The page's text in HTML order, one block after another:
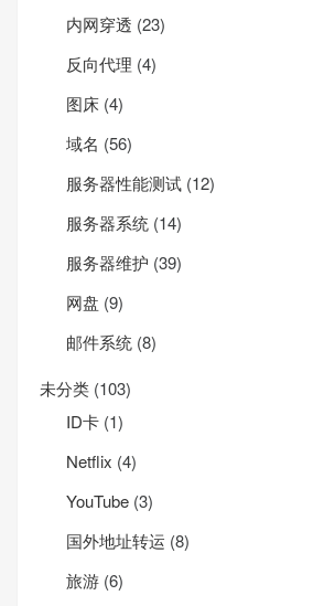
内网穿透 (23)
反向代理 (4)
图床 (4)
域名 (56)
服务器性能测试 (12)
服务器系统 (14)
服务器维护 (39)
网盘 (9)
邮件系统 (8)
未分类 (103)
ID卡 (1)
Net­flix (4)
YouTube (3)
国外地址转运 (8)
旅游 (6)